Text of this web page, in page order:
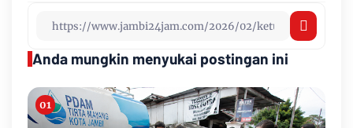
Anda mungkin menyukai postingan ini